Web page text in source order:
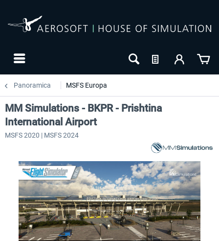
Panoramica MSFS Europa
MM Simulations - BKPR - Prishtina
International Airport
MSFS 2020 | MSFS 2024